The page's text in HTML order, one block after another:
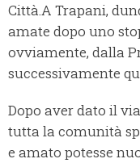
Città.A Trapani,
amate dopo uno
ovviamente, dalla
successivamente
Dopo aver dato il
tutta la comunità
e amato potesse